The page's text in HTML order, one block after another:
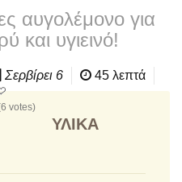
αυγολέμονο για
και υγιεινό!
Σερβίρει 6
45 λεπτά
6 votes)
ΥΛΙΚΆ